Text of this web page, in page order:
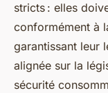
stricts : elles
conformément à
garantissant leur
alignée sur la
sécurité